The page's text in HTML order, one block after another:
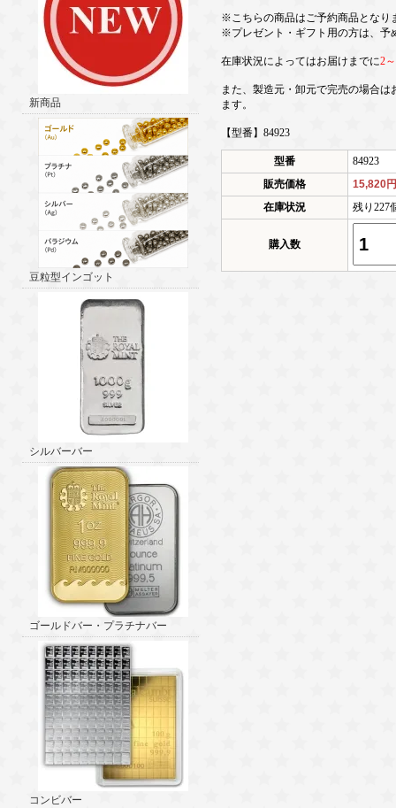
新商品
豆粒型インゴット
シルバーバー
ゴールドバー・プラチナバー
コンビバー
※こちらの商品はご予約商品となり
※プレゼント・ギフト用の方は、予
在庫状況によってはお届けまでに2
また、製造元・卸元で完売の場合
ます。
【型番】84923
型番
84923
販売価格
15,820
在庫状況
残り227
購入数